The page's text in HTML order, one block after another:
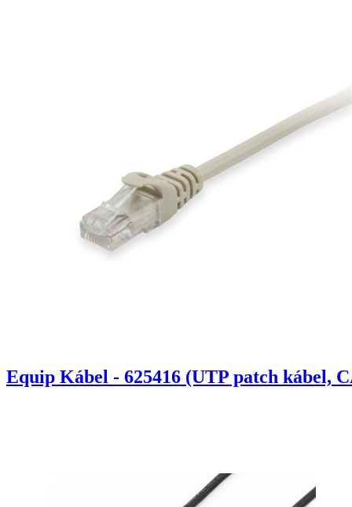
Equip Kábel - 625416 (UTP patch kábel,